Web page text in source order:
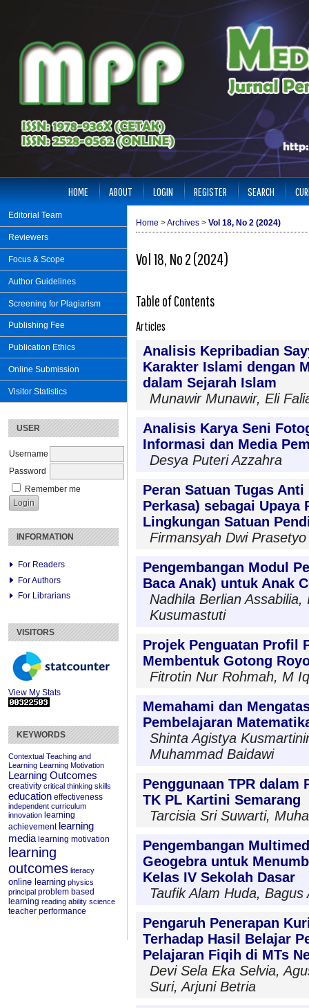
Editorial Team
Reviewers
Focus & Scope
Author Guidelines
Screening for Plagiarism
Publishing Fee
Publication Ethics
Online Submission
Visitor Statistics
USER
Username
Password
Remember me
INFORMATION
For Readers
For Authors
For Librarians
VISITORS
View My Stats
KEYWORDS
Contextual Teaching and
Learning Learning Motivation
Learning Outcomes
creativity critical thinking skills
education effectiveness
independent curriculum
innovation learning
achievement learning
media learning motivation
learning
outcomes literacy
online learning physics
principal problem based
learning reading ability science
teacher performance
HOME ABOUT LOGIN REGISTER SEARCH
Home >Archives > Vol 18, No 2 (2024)
Vol 18, No 2 (2024)
Table of Contents
Articles
Analisis Kepribadian
Karakter Islami dengan
dalam Sejarah Islam
Munawir Munawir, Eli
Analisis Karya Seni
Informasi dan Media
Desya Puteri Azzahra
Peran Satuan Tugas
Perkasa) sebagai Upaya
Lingkungan Satuan
Firmansyah Dwi Prasetyo
Pengembangan Modul
Baca Anak) untuk Anak
Nadhila Berlian
Kusumastuti
Projek Penguatan Profil
Membentuk Gotong
Fitrotin Nur Rohmah, M
Memahami dan
Pembelajaran
Shinta Agistya
Muhammad Baidawi
Penggunaan TPR dalam
TK PL Kartini Semarang
Tarcisia Sri Suwarti,
Pengembangan
Geogebra untuk
Kelas IV Sekolah Dasar
Taufik Alam Huda,
Pengaruh Penerapan
Terhadap Hasil Belajar
Pelajaran Fiqih di MTs
Devi Sela Eka Selvia,
Suri, Arjuni Betria